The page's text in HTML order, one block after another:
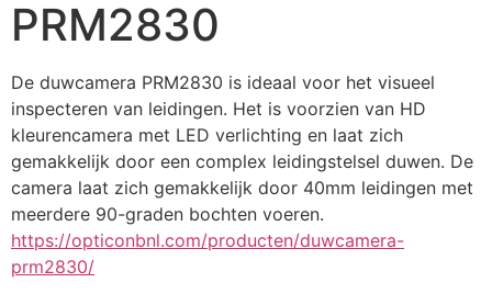
PRM2830
De duwcamera PRM2830 is ideaal voor het visueel
inspecteren van leidingen. Het is voorzien van HD
kleurencamera met LED verlichting en laat zich
gemakkelijk door een complex leidingstelsel duwen. De
camera laat zich gemakkelijk door 40mm leidingen met
meerdere 90-graden bochten voeren.
https://opticonbnl.com/producten/duwcamera-
prm2830/